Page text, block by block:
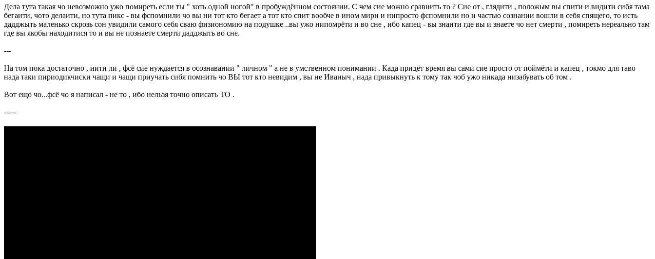
Дела тута такая чо невозможно ужо помиреть если ты " хоть одной ногой" в пробуждённом состоянии. С чем сие можно сравнить то ? Сие от , глядити , положым вы спити и видити сибя тама
бегаити, чото делаити, но тута пикс - вы фспомнили чо вы ни тот кто бегает а тот кто спит вообче в ином мири и нипросто фспомнили но и частью сознании вошли в себя спящего, то исть
дадджыть маленько скрозь сон увидили самого себя сваю физиономию на подушке ..вы ужо нипомрёти и во сне , ибо капец - вы знаити где вы и знаете чо нет смерти , помиреть нереально там
где вы якобы находитися то и вы не познаете смерти дадджыть во сне.
---
На том пока достаточно , иити ли , фсё сие нуждается в осознавании " личном " а не в умственном понимании . Када придёт время вы сами сие просто от поймёти и капец , токмо для таво
нада таки пириодикчиски чащи и чащи приучать сибя помнить чо ВЫ тот кто невидим , вы не Иваныч , нада привыкнуть к тому так чоб ужо никада низабувать об том .
Вот ещо чо...фсё чо я написал - не то , ибо нельзя точно описать ТО .
-----